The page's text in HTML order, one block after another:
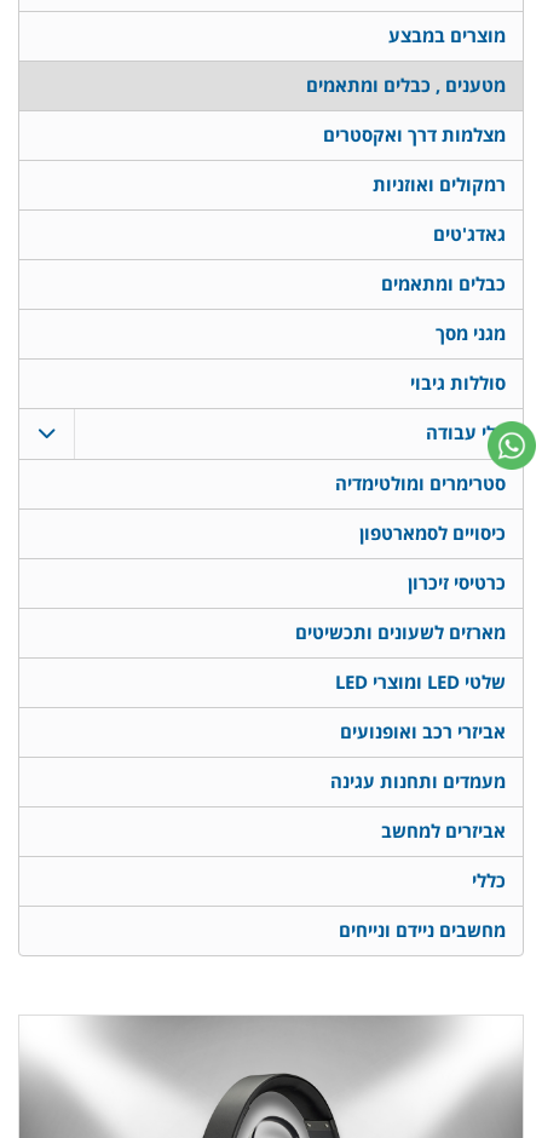
מוצרים במבצע
מטענים , כבלים ומתאמים
מצלמות דרך ואקסטרים
רמקולים ואוזניות
גאדג'טים
כבלים ומתאמים
מגני מסך
סוללות גיבוי
כלי עבודה
סטרימרים ומולטימדיה
כיסויים לסמארטפון
כרטיסי זיכרון
מארזים לשעונים ותכשיטים
שלטי LED ומוצרי LED
אביזרי רכב ואופנועים
מעמדים ותחנות עגינה
אביזרים למחשב
כללי
מחשבים ניידם ונייחים